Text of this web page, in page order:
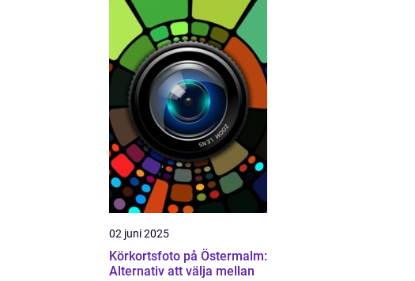
02 juni 2025
Körkortsfoto på Östermalm:
Alternativ att välja mellan